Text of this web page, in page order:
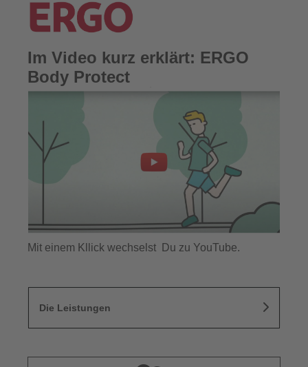
Im Video kurz erklärt: ERGO
Body Protect
Mit einem Kllick wechselst Du zu YouTube.
Die Leistungen